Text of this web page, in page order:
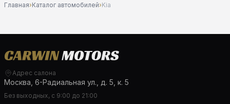
Главная›Каталог автомобилей›Kia
Адрес салона
Москва, 6-Радиальная ул., д. 5, к. 5
Без выходных, с 9:00 до 21:00